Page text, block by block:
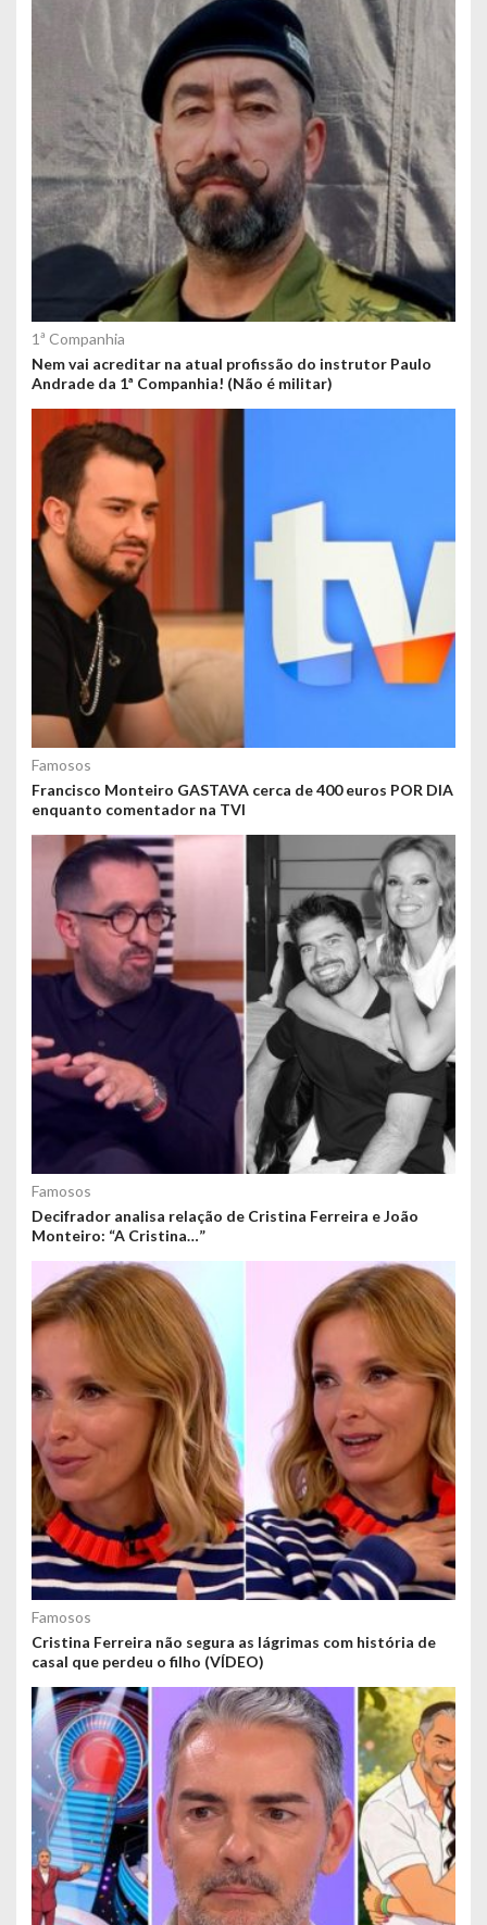
1ª Companhia
Nem vai acreditar na atual profissão do instrutor Paulo
Andrade da 1ª Companhia! (Não é militar)
Famosos
Francisco Monteiro GASTAVA cerca de 400 euros POR DIA
enquanto comentador na TVI
Famosos
Decifrador analisa relação de Cristina Ferreira e João
Monteiro: “A Cristina…”
Famosos
Cristina Ferreira não segura as lágrimas com história de
casal que perdeu o filho (VÍDEO)